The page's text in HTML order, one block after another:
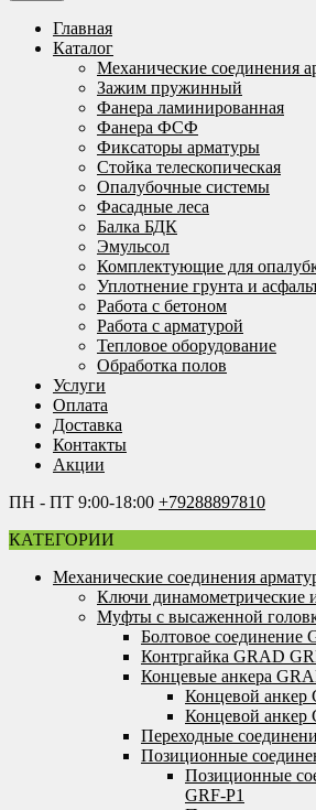
Главная
Каталог
Механические соединения
Зажим пружинный
Фанера ламинированная
Фанера ФСФ
Фиксаторы арматуры
Стойка телескопическая
Опалубочные системы
Фасадные леса
Балка БДК
Эмульсол
Комплектующие для
Уплотнение грунта и
Работа с бетоном
Работа с арматурой
Тепловое оборудование
Обработка полов
Услуги
Оплата
Доставка
Контакты
Акции
ПН - ПТ 9:00-18:00 +79288897810
КАТЕГОРИИ
Механические соединения
Ключи динамометрические
Муфты с высаженной
Болтовое соединение
Контргайка GRAD
Концевые анкера
Концевой
Концевой анкер
Переходные
Позиционные
Позиционные
GRF-P1